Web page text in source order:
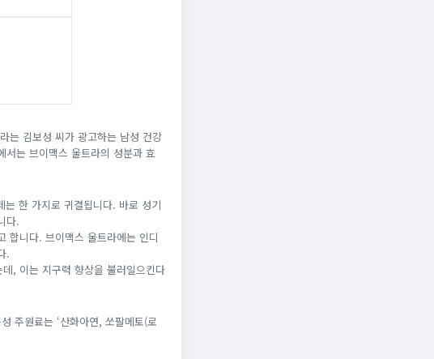
는 김보성 씨가 광고하는 남성 건강
는 브이맥스 울트라의 성분과 효
한 가지로 귀결됩니다. 바로 성기
다.
합니다. 브이맥스 울트라에는 인디
.
, 이는 지구력 향상을 불러일으킨다
주원료는 ‘산화아연, 쏘팔메토(로